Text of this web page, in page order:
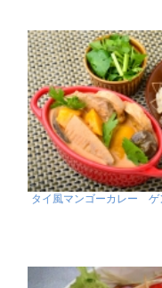
タイ風マンゴーカレー ゲ